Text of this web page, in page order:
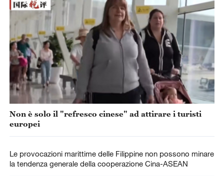
Non è solo il "refresco cinese" ad attirare i turisti
europei
Le provocazioni marittime delle Filippine non possono minare
la tendenza generale della cooperazione Cina-ASEAN